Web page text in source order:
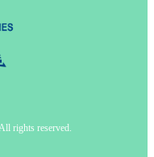
rights reserved.